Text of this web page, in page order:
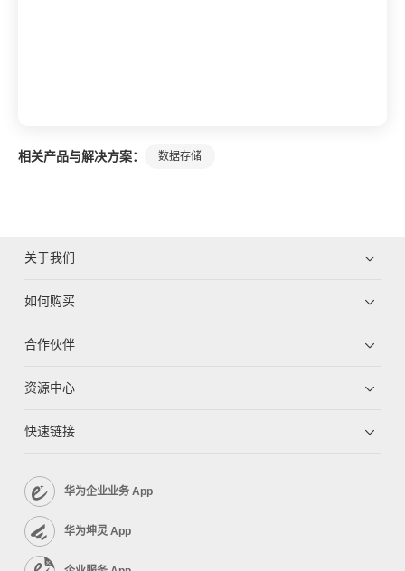
相关产品与解决方案： 数据存储
关于我们
如何购买
合作伙伴
资源中心
快速链接
华为企业业务 App
华为坤灵 App